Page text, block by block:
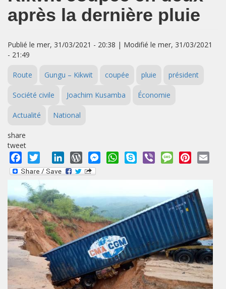
après la dernière pluie
Publié le mer, 31/03/2021 - 20:38 | Modifié le mer, 31/03/2021
- 21:49
Route Gungu – Kikwit coupée pluie président
Société civile Joachim Kusamba Économie
Actualité National
share
tweet
Facebook
Twitter LinkedInWordPressMessengerWhatsApp
Skype Viber MessagePinterest